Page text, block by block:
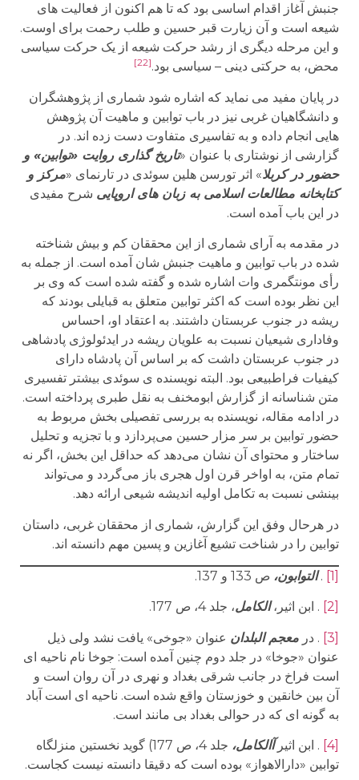
جنبش آغاز اقدام اساسی بود که تا هم اکنون از فعالیت های
شیعه است و آن زیارت قبر حسین و طلب رحمت برای اوست.
و این مرحله دیگری از رشد حرکت شیعه از یک حرکت سیاسی
محض، به حرکتی دینی – سیاسی بود.[22]
در پایان مفید می نماید که اشاره شود شماری از پژوهشگران
و دانشگاهیان غربی نیز در باب توابین و ماهیت آن پژوهش
هایی انجام داده و به تفاسیری متفاوت دست زده اند. در
گزارشی از نوشتاری با عنوان «تاریخ گذاری روایت «توابین» و
حضور در کربلا» اثر تورسن هلین سوئدی در تارنمای «مرکز و
کتابخانه مطالعات اسلامی به زبان های اروپایی شرح مفیدی
در این باب آمده است.
در مقدمه به آرای شماری از این محققان کم و بیش شناخته
شده در باب توابین و ماهیت جنبش شان آمده است. از جمله به
رأی مونتگمری وات اشاره شده و گفته شده است که وی بر
این نظر بوده است که اکثر توابین متعلق به قبایلی بودند که
ریشه در جنوب عربستان داشتند. به اعتقاد او، احساس
وفاداری شیعیان نسبت به علویان ریشه در ایدئولوژی پادشاهی
در جنوب عربستان داشت که بر اساس آن پادشاه دارای
کیفیات فراطبیعی بود. البته نویسنده ی سوئدی بیشتر تفسیری
متن شناسانه از گزارش ابومخنف به نقل طبری پرداخته است.
در ادامه مقاله، نویسنده به بررسی تفصیلی بخش مربوط به
حضور توابین بر سر مزار حسین می‌پردازد و با تجزیه و تحلیل
ساختار و محتوای آن نشان می‌دهد که حداقل این بخش، اگر نه
تمام متن، به اواخر قرن اول هجری باز می‌گردد و می‌تواند
بینشی نسبت به تکامل اولیه اندیشه شیعی ارائه دهد.
در هرحال وفق این گزارش، شماری از محققان غربی، داستان
توابین را در شناخت تشیع آغازین و پسین مهم دانسته اند.
[1]
.التوابون، ص 133 و 137.
. ابن اثیر،الکامل، جلد 4، ص 177.
[3]
. در معجم البلدان عنوان «جوخی» یافت نشد ولی ذیل
عنوان «جوخا» در جلد دوم چنین آمده است: جوخا نام ناحیه ای
است فراخ در جانب شرقی بغداد و نهری در آن روان است و
آن بین خانقین و خوزستان واقع شده است. ناحیه ای است آباد
به گونه ای که در حوالی بغداد بی مانند است.
[4] . ابن اثیرآالکامل،
جلد 4، ص 177) گوید نخستین منزلگاه
توابین «دارالاهواز» بوده است که دقیقا دانسته نیست کجاست.